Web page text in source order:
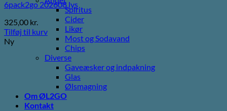
Spiritus
Cider
Likør
Most og Sodavand
Chips
Diverse
Gaveæsker og indpakning
Glas
Ølsmagning
Om ØL2GO
Kontakt
6pack2go 202608 lys
325,00 kr.
Tilføj til kurv
Ny